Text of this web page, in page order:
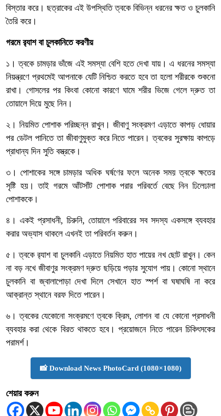
বিস্তার করে। ছত্রাকের এই উপস্থিতি ত্বকে বিভিন্ন ধরনের ক্ষত ও চুলকানি
তৈরি করে।
গরমে র‌্যাশ বা চুলকানিতে করণীয়
১। ত্বকে চামড়ার ভাঁজে এই সমস্যা বেশি হতে দেখা যায়। এ ধরনের সমস্যা
নিয়ন্ত্রণে প্রথমেই আপনাকে যেটি নিশ্চিত করতে হবে তা হলো শরীরকে শুকনো
রাখা। গোসলের পর কিংবা কোনো কারণে ঘামে শরীর ভিজে গেলে দ্রুত তা
তোয়ালে দিয়ে মুছে নিন।
২। নিয়মিত পোশাক পরিচ্ছন্ন রাখুন। জীবাণু সংক্রমণ এড়াতে কাপড় ধোয়ার
পর ডেটল পানিতে তা জীবাণুমুক্ত করে নিতে পারেন। ত্বকের সুরক্ষায় কাপড়ে
প্রাধান্য দিন সুতি বস্ত্রকে।
৩। পোশাকের সঙ্গে চামড়ার অধিক ঘর্ষণের ফলে অনেক সময় ত্বকে ক্ষতের
সৃষ্টি হয়। তাই গরমে আঁটসাঁট পোশাক পরার পরিবর্তে বেছে নিন ঢিলেঢালা
পোশাককে।
৪। একই প্রসাধনী, চিরুনি, তোয়ালে পরিবারের সব সদস্য একসঙ্গে ব্যবহার
করার অভ্যাস থাকলে এখনই তা পরিবর্তন করুন।
৫। ত্বকে র‌্যাশ বা চুলকানি এড়াতে নিয়মিত হাত পায়ের নখ ছোট রাখুন। কেন
না বড় নখে জীবাণুর সংক্রমণ দ্রুত ছড়িয়ে পড়ার সুযোগ পায়। কোনো স্থানে
চুলকানি বা জ্বালাপোড়া দেখা দিলে সেখানে হাত স্পর্শ বা ঘষাঘষি না করে
আক্রান্ত স্থানে বরফ দিতে পারেন।
৬। ত্বকের যেকোনো সংক্রমণে ত্বকে ক্রিম, লোশন বা যে কোনো প্রসাধনী
ব্যবহার করা থেকে বিরত থাকতে হবে। প্রয়োজনে নিতে পারেন চিকিৎসকের
পরামর্শ।
📸 Download News PhotoCard (1080×1080)
শেয়ার করুন